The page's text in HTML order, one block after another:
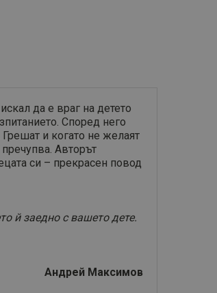
да е враг на детето
Според него
и когато не желаят
Авторът
си – прекрасен повод
й заедно с вашето дете.
Андрей Максимов